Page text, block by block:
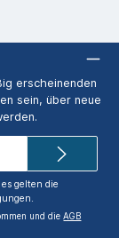
erscheinenden
sein, über neue
gelten die
.
und dieAGB